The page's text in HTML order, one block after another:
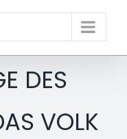
DES
VOLK